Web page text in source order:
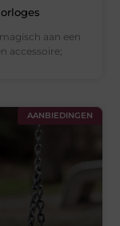
aan een
accessoire;
AANBIEDINGEN